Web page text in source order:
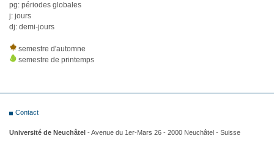
pg: périodes globales
j: jours
dj: demi-jours
semestre d'automne
semestre de printemps
Contact
Université de Neuchâtel - Avenue du 1er-Mars 26 - 2000 Neuchâtel - Suisse